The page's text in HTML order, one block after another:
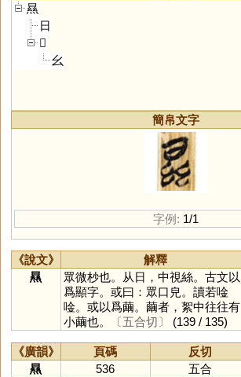
㬎
日
𢆶
幺
簡帛文字
字例: 1/1
《說文》 解釋
㬎
眾微杪也。从日，中視絲。古文以
爲顯字。或曰：眾口皃。讀若唫
唫。或以爲繭。繭者，絮中往往有
小繭也。
〔五合切〕 (139 / 135)
《廣韻》 頁碼 反切
㬎
536
五合